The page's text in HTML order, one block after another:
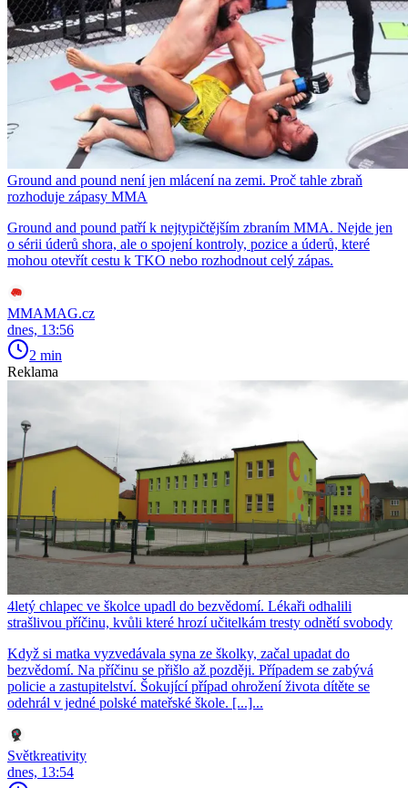
Ground and pound není jen mlácení na zemi. Proč tahle zbraň
rozhoduje zápasy MMA
Ground and pound patří k nejtypičtějším zbraním MMA. Nejde jen
o sérii úderů shora, ale o spojení kontroly, pozice a úderů, které
mohou otevřít cestu k TKO nebo rozhodnout celý zápas.
MMAMAG.cz
dnes, 13:56
2 min
Reklama
4letý chlapec ve školce upadl do bezvědomí. Lékaři odhalili
strašlivou příčinu, kvůli které hrozí učitelkám tresty odnětí svobody
Když si matka vyzvedávala syna ze školky, začal upadat do
bezvědomí. Na příčinu se přišlo až později. Případem se zabývá
policie a zastupitelství. Šokující případ ohrožení života dítěte se
odehrál v jedné polské mateřské škole. [...]...
Světkreativity
dnes, 13:54